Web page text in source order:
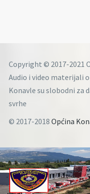
Copyright © 2017-2021
Audio i video materijali
Konavle su slobodni za
svrhe
© 2017-2018 Općina